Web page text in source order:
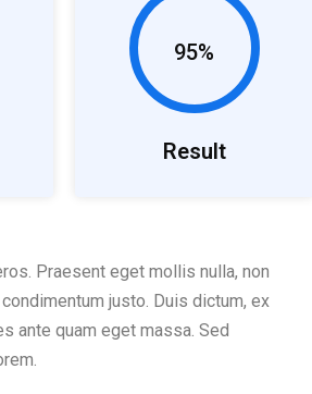
95%
Result
Praesent eget mollis nulla, non
justo. Duis dictum, ex
ante quam eget massa. Sed